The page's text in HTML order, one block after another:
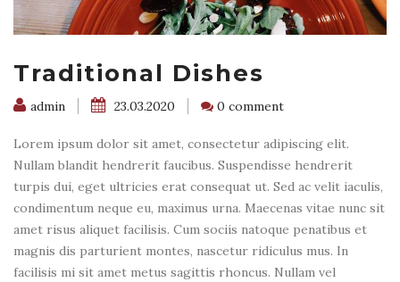
Traditional Dishes
admin 23.03.2020 0 comment
Lorem ipsum dolor sit amet, consectetur adipiscing elit.
Nullam blandit hendrerit faucibus. Suspendisse hendrerit
turpis dui, eget ultricies erat consequat ut. Sed ac velit iaculis,
condimentum neque eu, maximus urna. Maecenas vitae nunc sit
amet risus aliquet facilisis. Cum sociis natoque penatibus et
magnis dis parturient montes, nascetur ridiculus mus. In
facilisis mi sit amet metus sagittis rhoncus. Nullam vel